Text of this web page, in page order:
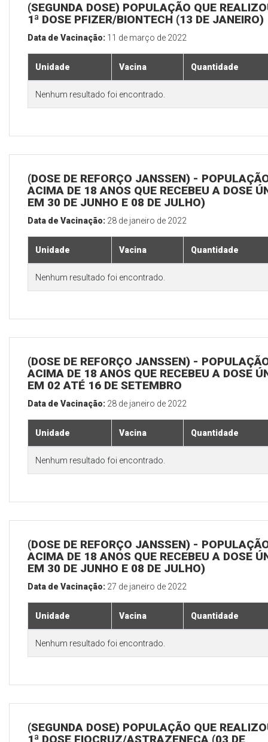
(SEGUNDA DOSE) POPULAÇÃO QUE
1ª DOSE PFIZER/BIONTECH (13 DE JANEIRO)
Data de Vacinação: 11 de março de 2022
Unidade Vacina Quantidade
Nenhum resultado foi encontrado.
(DOSE DE REFORÇO JANSSEN) -
ACIMA DE 18 ANOS QUE RECEBEU A DOSE
EM 30 DE JUNHO E 08 DE JULHO)
Data de Vacinação: 28 de janeiro de 2022
Unidade Vacina Quantidade
Nenhum resultado foi encontrado.
(DOSE DE REFORÇO JANSSEN) -
ACIMA DE 18 ANOS QUE RECEBEU A DOSE
EM 02 ATÉ 16 DE SETEMBRO
Data de Vacinação: 28 de janeiro de 2022
Unidade Vacina Quantidade
Nenhum resultado foi encontrado.
(DOSE DE REFORÇO JANSSEN) -
ACIMA DE 18 ANOS QUE RECEBEU A DOSE
EM 30 DE JUNHO E 08 DE JULHO)
Data de Vacinação: 27 de janeiro de 2022
Unidade Vacina Quantidade
Nenhum resultado foi encontrado.
(SEGUNDA DOSE) POPULAÇÃO QUE